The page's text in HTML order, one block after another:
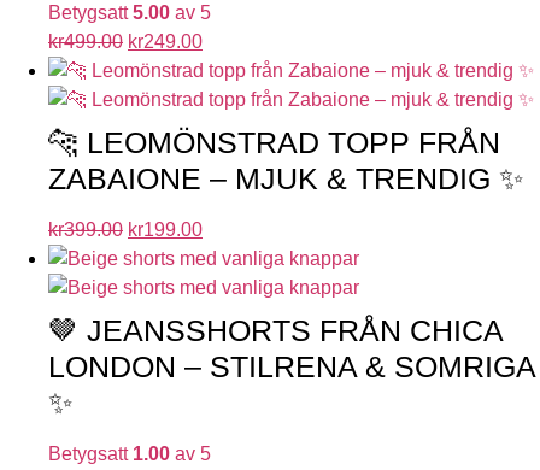
Betygsatt5.00 av 5
kr499.00 kr249.00
🐆 LEOMÖNSTRAD TOPP FRÅN
ZABAIONE – MJUK & TRENDIG ✨
kr399.00 kr199.00
🤎 JEANSSHORTS FRÅN CHICA
LONDON – STILRENA & SOMRIGA
✨
Betygsatt 1.00 av 5